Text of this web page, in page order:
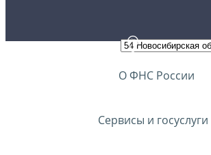
О ФНС России
Сервисы и госуслуги